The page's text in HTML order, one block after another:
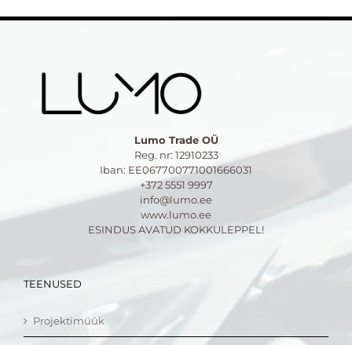
Lumo Trade OÜ
Reg. nr: 12910233
Iban: EE067700771001666031
+372 5551 9997
info@lumo.ee
www.lumo.ee
ESINDUS AVATUD KOKKULEPPEL!
TEENUSED
Projektimüük